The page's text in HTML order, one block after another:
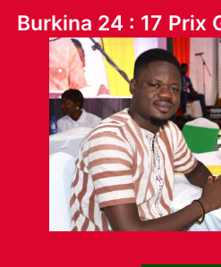
Burkina 24 : 17 Prix